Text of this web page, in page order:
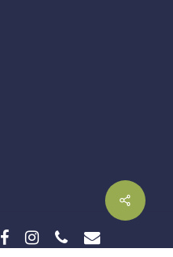
facebookinstagramphoneemail